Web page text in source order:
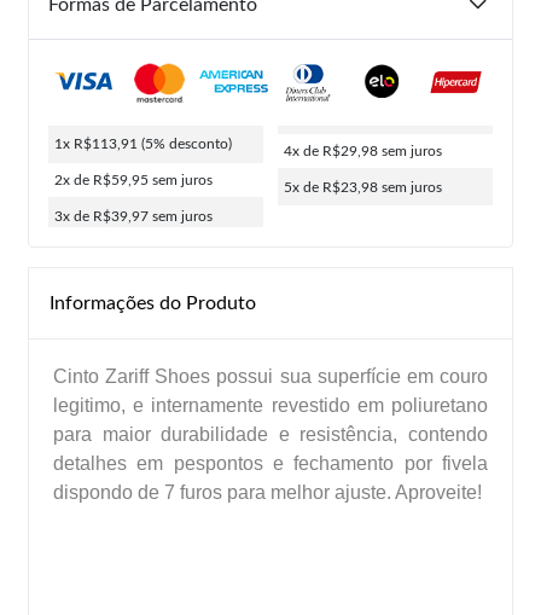
Formas de Parcelamento
1x R$113,91 (5% desconto)
2x de R$59,95 sem juros
3x de R$39,97 sem juros
4x de R$29,98 sem juros
5x de R$23,98 sem juros
Informações do Produto
Cinto Zariff Shoes possui sua superfície em couro
legitimo, e internamente revestido em poliuretano
para maior durabilidade e resistência, contendo
detalhes em pespontos e fechamento por fivela
dispondo de 7 furos para melhor ajuste. Aproveite!